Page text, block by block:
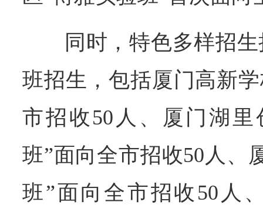
同时，特色多样招
班招生，包括厦门高新
市招收50人、厦门湖
班”面向全市招收50人、
班”面向全市招收50人